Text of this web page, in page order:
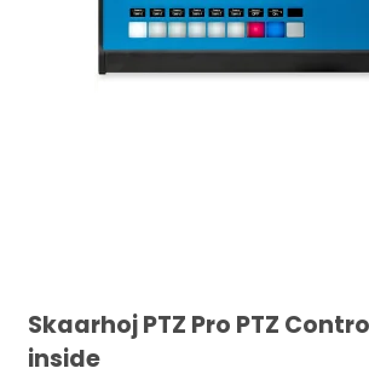
Skaarhoj PTZ Pro PTZ
inside